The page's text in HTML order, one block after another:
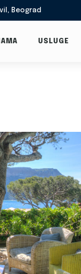
Beograd
USLUGE